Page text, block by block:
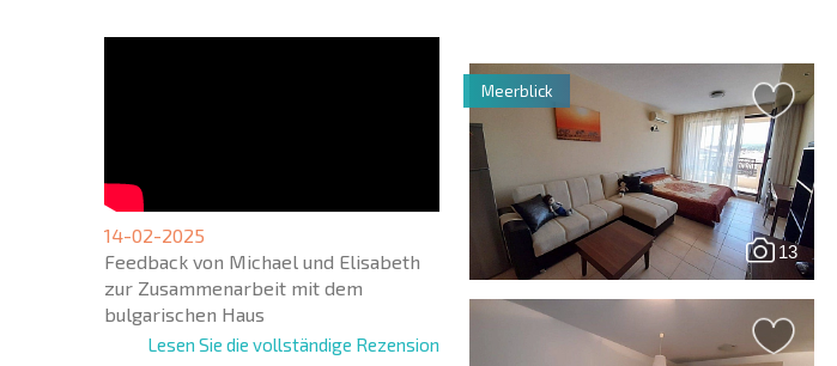
14-02-2025
Feedback von Michael und Elisabeth
zur Zusammenarbeit mit dem
bulgarischen Haus
Lesen Sie die vollständige Rezension
13
Meerblick